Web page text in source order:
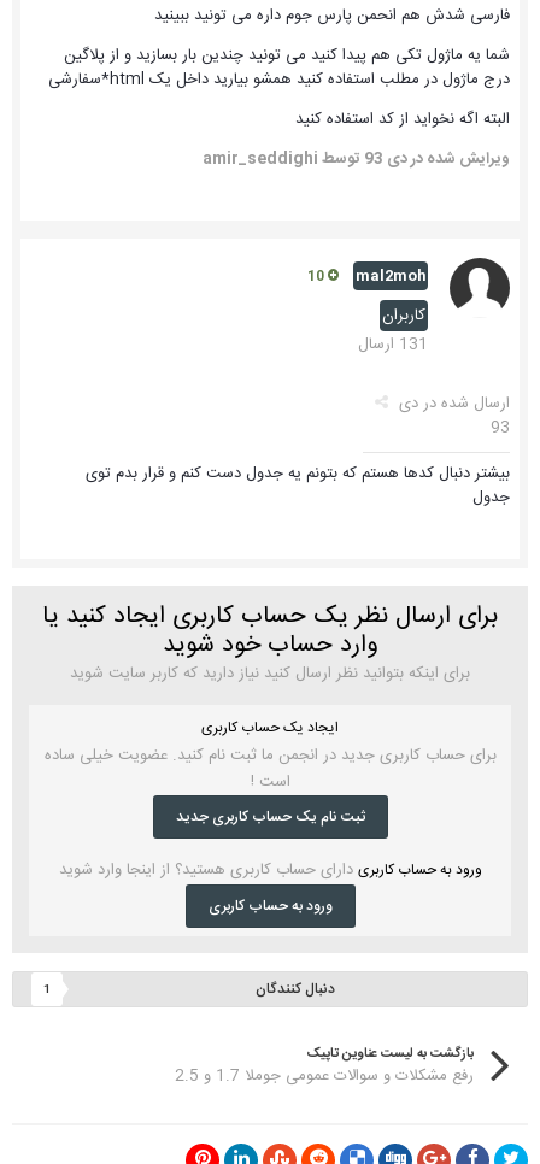
فارسی شدش هم انحمن پارس جوم داره می تونید ببینید
شما یه ماژول تکی هم پیدا کنید می تونید چندین بار بسازید و از پلاگین
درج ماژول در مطلب استفاده کنید همشو بیارید داخل یک html*سفارشی
البته اگه نخواید از کد استفاده کنید
ویرایش شده دردی 93 توسط amir_seddighi
mal2moh
کاربران
131 ارسال
ارسال شده دردی
93
بیشتر دنبال کدها هستم که بتونم یه جدول دست کنم و قرار بدم توی
جدول
برای ارسال نظر یک حساب کاربری ایجاد کنید یا
وارد حساب خود شوید
برای اینکه بتوانید نظر ارسال کنید نیاز دارید که کاربر سایت شوید
ایجاد یک حساب کاربری
برای حساب کاربری جدید در انجمن ما ثبت نام کنید. عضویت خیلی ساده
است !
ثبت نام یک حساب کاربری جدید
ورود به حساب کاربری دارای حساب کاربری هستید؟ از اینجا وارد شوید
ورود به حساب کاربری
دنبال کنندگان 1
بازگشت به لیست عناوین تاپیک
رفع مشکلات و سوالات عمومی جوملا 1.7 و 2.5